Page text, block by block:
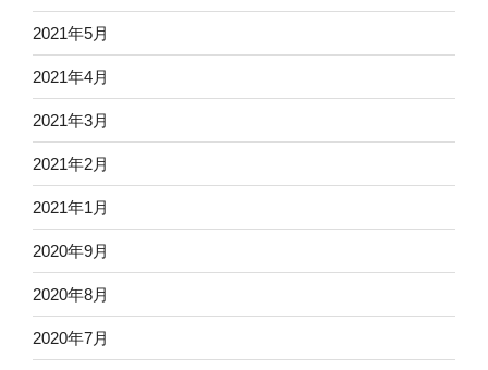
2021年5月
2021年4月
2021年3月
2021年2月
2021年1月
2020年9月
2020年8月
2020年7月